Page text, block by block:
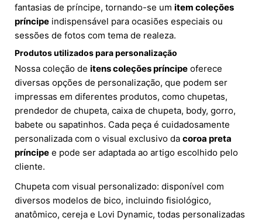
fantasias de príncipe, tornando-se um item coleções
príncipe indispensável para ocasiões especiais ou
sessões de fotos com tema de realeza.
Produtos utilizados para personalização
Nossa coleção de itens coleções príncipe oferece
diversas opções de personalização, que podem ser
impressas em diferentes produtos, como chupetas,
prendedor de chupeta, caixa de chupeta, body, gorro,
babete ou sapatinhos. Cada peça é cuidadosamente
personalizada com o visual exclusivo da coroa preta
príncipe e pode ser adaptada ao artigo escolhido pelo
cliente.
Chupeta com visual personalizado: disponível com
diversos modelos de bico, incluindo fisiológico,
anatômico, cereja e Lovi Dynamic, todas personalizadas